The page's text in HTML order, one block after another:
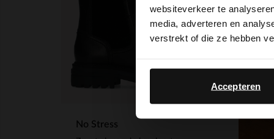
websiteverkeer te
media, adverteren en
verstrekt of die ze hebben
Accepteren
No Stress